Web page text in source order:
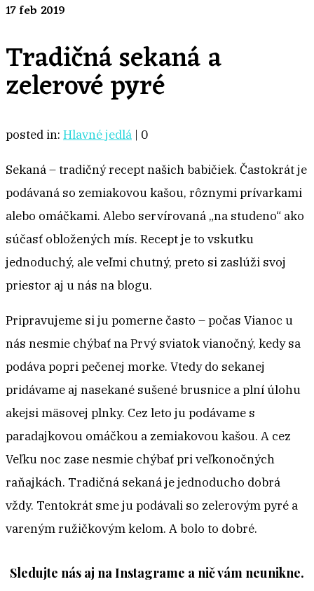
17feb 2019
Tradičná sekaná a
zelerové pyré
posted in: Hlavné jedlá | 0
Sekaná – tradičný recept našich babičiek. Častokrát je
podávaná so zemiakovou kašou, rôznymi prívarkami
alebo omáčkami. Alebo servírovaná „na studeno“ ako
súčasť obložených mís. Recept je to vskutku
jednoduchý, ale veľmi chutný, preto si zaslúži svoj
priestor aj u nás na blogu.
Pripravujeme si ju pomerne často – počas Vianoc u
nás nesmie chýbať na Prvý sviatok vianočný, kedy sa
podáva popri pečenej morke. Vtedy do sekanej
pridávame aj nasekané sušené brusnice a plní úlohu
akejsi mäsovej plnky. Cez leto ju podávame s
paradajkovou omáčkou a zemiakovou kašou. A cez
Veľku noc zase nesmie chýbať pri veľkonočných
raňajkách. Tradičná sekaná je jednoducho dobrá
vždy. Tentokrát sme ju podávali so zelerovým pyré a
vareným ružičkovým kelom. A bolo to dobré.
Sledujte nás aj na Instagrame a nič vám neunikne.